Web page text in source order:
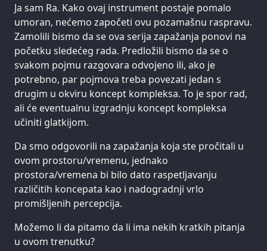
Ja sam Ra. Kako ovaj instrument postaje pomalo
umoran, nećemo započeti ovu pozamašnu raspravu.
Zamolili bismo da se ova serija zapažanja ponovi na
početku sledećeg rada. Predložili bismo da se o
svakom pojmu razgovara odvojeno ili, ako je
potrebno, par pojmova treba povezati jedan s
drugim u okviru koncept kompleksa. To je spor rad,
ali će eventualnu izgradnju koncept kompleksa
učiniti glatkijom.
Da smo odgovorili na zapažanja koja ste pročitali u
ovom prostoru/vremenu, jednako
prostora/vremena bi bilo dato raspetljavanju
različitih koncepata kao i nadogradnji vrlo
promišljenih percepcija.
Možemo li da pitamo da li ima nekih kratkih pitanja
u ovom trenutku?